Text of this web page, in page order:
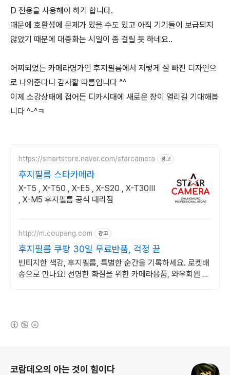
D 전용을 사용해야 하기 합니다.
때문에 호환성에 문제가 있을 수도 있고 아직 기기들이 보급되지
않았기 때문에 대중화는 시일이 좀 걸릴 듯 하네요..
어찌되었든 카메라명가인 후지필름에서 저렇게 잘 빠진 디자인으
로 나와준다니 감사할 따름입니다 ^^
이제 소강상태에 접어든 디카시대에 새로운 장이 열리길 기대해봅
니다 ^-^ㅋ
https://smartstore.naver.com/starcamera 광고
후지필름 스타카메라
X-T5 , X-T50 , X-E5 , X-S20 , X-T30III
, X-M5 후지필름 공식 대리점
http://m.coupang.com 광고
후지필름 쿠팡 30일 무료반품, 걱정 끝
빈티지한 색감, 후지필름, 특별한 순간을 기록하세요. 로켓배
송으로 만나요! 선명한 화질을 위한 카메라용품, 와우회원 무
코람데오의 아는 것이 힘이다